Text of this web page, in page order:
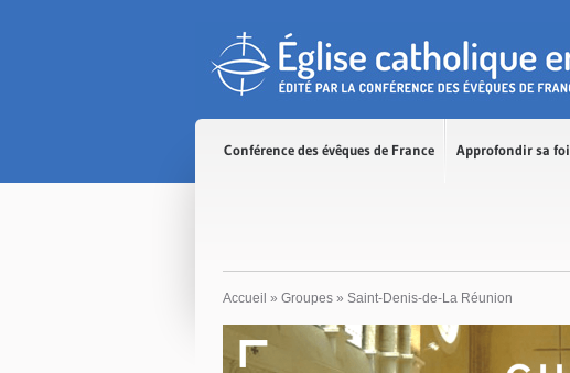
Conférence des évêques de France Approfondir sa foi
Accueil » Groupes » Saint-Denis-de-La Réunion